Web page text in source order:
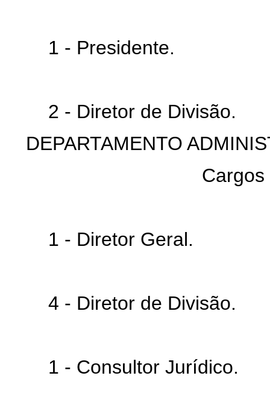
1 - Presidente.
2 - Diretor de Divisão.
DEPARTAMENTO
1 - Diretor Geral.
4 - Diretor de Divisão.
1 - Consultor Jurídico.